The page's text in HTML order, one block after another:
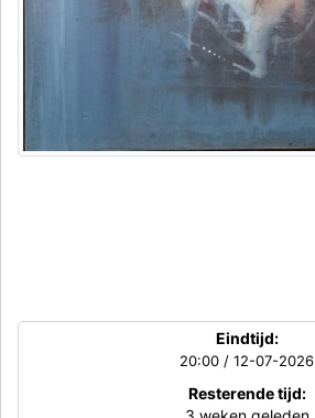
Eindtijd:
20:00 / 12-07-2026
Resterende tijd: